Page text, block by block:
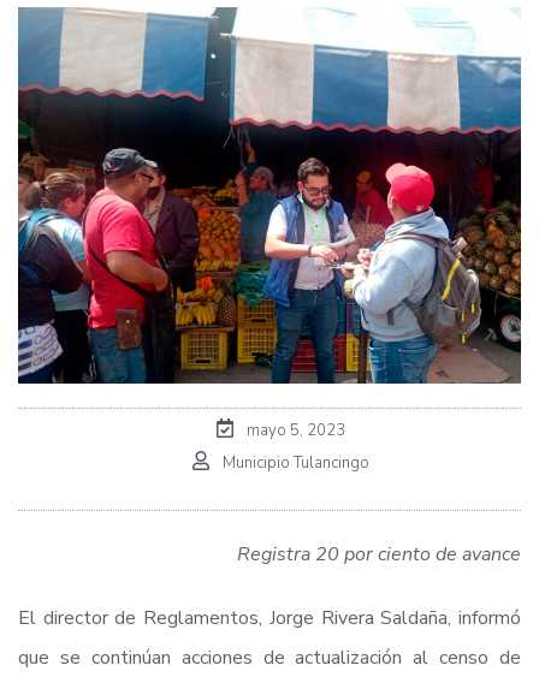
mayo 5, 2023
Municipio Tulancingo
Registra 20 por ciento de avance
El director de Reglamentos, Jorge Rivera Saldaña, informó
que se continúan acciones de actualización al censo de